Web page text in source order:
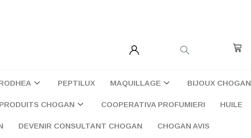
Cart
PEPTILUX MAQUILLAGE BIJOUX CHOGAN
CHOGAN COOPERATIVA PROFUMIERI HUILE
DEVENIR CONSULTANT CHOGAN CHOGAN AVIS